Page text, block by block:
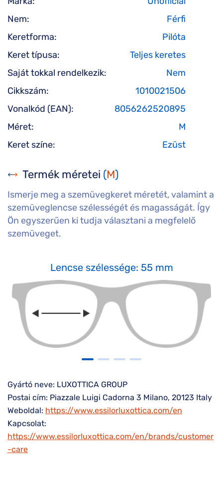
Nem:
Férfi
Keretforma:
Pilóta
Keret típusa:
Teljes keretes
Saját tokkal rendelkezik:
Nem
Cikkszám:
1010021506
Vonalkód (EAN):
8056262520895
Méret:
M
Keret színe:
Ezüst
Termék méretei (M)
Ismerje meg a szemüvegkeret méretét, valamint a
szemüveglencse szélességét és magasságát. Így
Ön egyszerűen ki tudja választani a megfelelő
szemüveget.
Lencse szélessége: 55 mm
Gyártó neve: LUXOTTICA GROUP
Postai cím: Piazzale Luigi Cadorna 3 Milano, 20123 Italy
Weboldal: https://www.essilorluxottica.com/en
Kapcsolat:
https://www.essilorluxottica.com/en/brands/customer
-care